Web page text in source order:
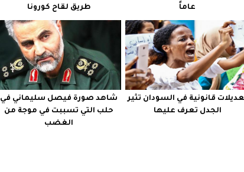
عاماً
طريق لقاح كورونا
قانونية في السودان تثير
الجدل تعرف عليها
شاهد صورة فيصل سليماني في
حلب التي تسببت في موجة من
الغضب